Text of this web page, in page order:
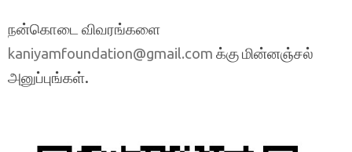
நன்கொடை விவரங்களை
kaniyamfoundation@gmail.com க்கு மின்னஞ்சல்
அனுப்புங்கள்.